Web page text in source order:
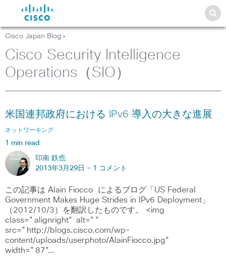
Cisco Japan Blog >
Cisco Security Intelligence
Operations（SIO）
米国連邦政府における IPv6 導入の大きな進展
ネットワーキング
1 min read
印南 鉄也
2013年3月29日 - 1 コメント
この記事は Alain Fiocco によるブログ「US Federal
Government Makes Huge Strides in IPv6 Deployment」
（2012/10/3）を翻訳したものです。 <img
class="alignright" alt=""
src="http://blogs.cisco.com/wp-
content/uploads/userphoto/AlainFiocco.jpg"
width="87"…